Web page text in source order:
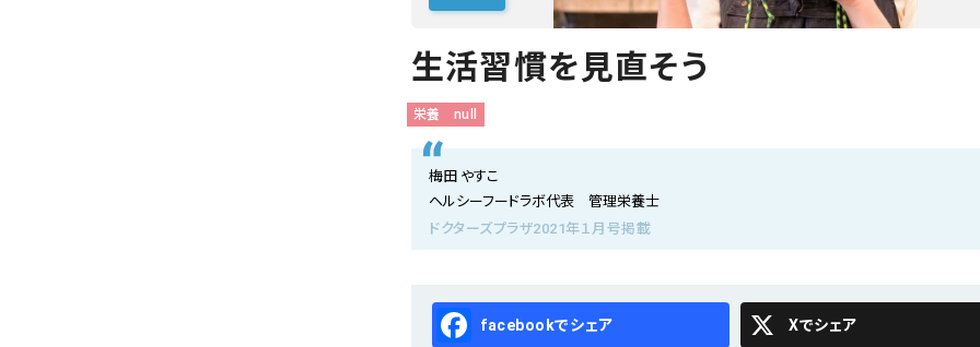
生活習慣を見直そう
栄養 null
梅田 やすこ
ヘルシーフードラボ代表 管理栄養士
ドクターズプラザ2021年１月号掲載
Facebook X